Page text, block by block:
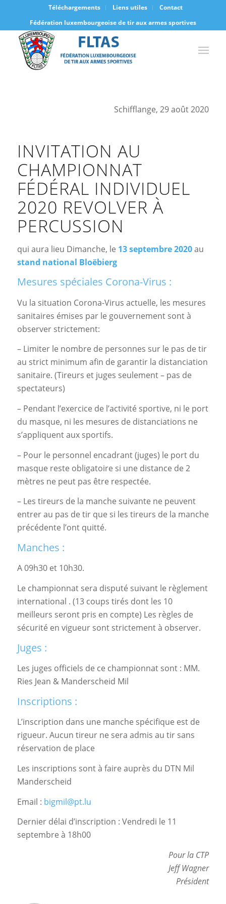
Téléchargements Liens utiles
Contact
Fédération luxembourgeoise de tir aux armes sportives
Schifflange, 29 août 2020
INVITATION AU
CHAMPIONNAT
FÉDÉRAL INDIVIDUEL
2020 REVOLVER À
PERCUSSION
qui aura lieu Dimanche, le 13 septembre 2020au
stand national Bloëbierg
Mesures spéciales Corona-Virus :
Vu la situation Corona-Virus actuelle, les mesures
sanitaires émises par le gouvernement sont à
observer strictement:
– Limiter le nombre de personnes sur le pas de tir
au strict minimum afin de garantir la distanciation
sanitaire. (Tireurs et juges seulement – pas de
spectateurs)
– Pendant l’exercice de l’activité sportive, ni le port
du masque, ni les mesures de distanciations ne
s’appliquent aux sportifs.
– Pour le personnel encadrant (juges) le port du
masque reste obligatoire si une distance de 2
mètres ne peut pas être respectée.
– Les tireurs de la manche suivante ne peuvent
entrer au pas de tir que si les tireurs de la manche
précédente l’ont quitté.
Manches :
A 09h30 et 10h30.
Le championnat sera disputé suivant le règlement
international . (13 coups tirés dont les 10
meilleurs seront pris en compte) Les règles de
sécurité en vigueur sont strictement à observer.
Juges :
Les juges officiels de ce championnat sont : MM.
Ries Jean & Manderscheid Mil
Inscriptions :
L’inscription dans une manche spécifique est de
rigueur. Aucun tireur ne sera admis au tir sans
réservation de place
Les inscriptions sont à faire auprès du DTN Mil
Manderscheid
Email : bigmil@pt.lu
Dernier délai d’inscription : Vendredi le 11
septembre à 18h00
Pour la CTP
Jeff Wagner
Président